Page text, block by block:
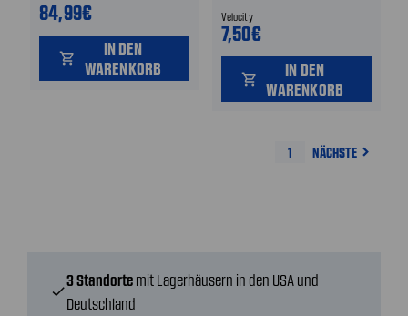
84,99€
shopping_cart
IN DEN
WARENKORB
H4
Velocity
7,50€
shopping_cart
IN DEN
WARENKORB
1 NÄCHSTE navigate_next
check
3 Standorte mit Lagerhäusern in den USA und
Deutschland